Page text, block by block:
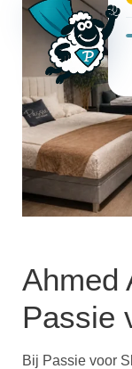
Ahmed
Passie
Bij Passie voor